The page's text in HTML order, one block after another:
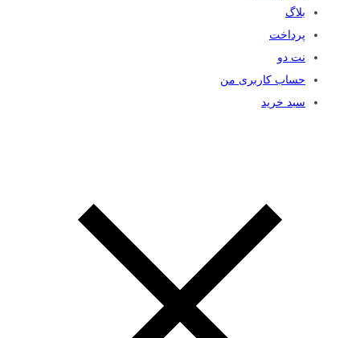
بلاگ
پرداخت
نت دو
حساب کاربری من
سبد خرید